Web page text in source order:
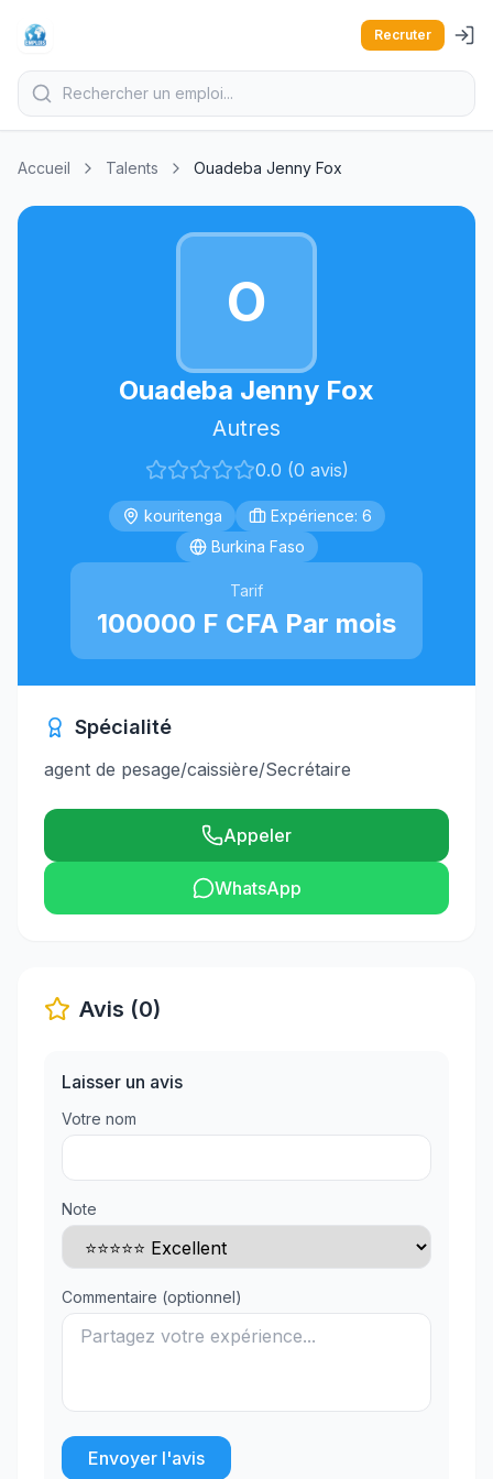
Recruter
Accueil Talents Ouadeba Jenny Fox
O
Ouadeba Jenny Fox
Autres
0.0 (0 avis)
kouritenga
Expérience: 6
Burkina Faso
Tarif
100000 F CFA Par mois
Spécialité
agent de pesage/caissière/Secrétaire
Appeler
WhatsApp
Avis (0)
Laisser un avis
Votre nom
Note
Commentaire (optionnel)
Envoyer l'avis